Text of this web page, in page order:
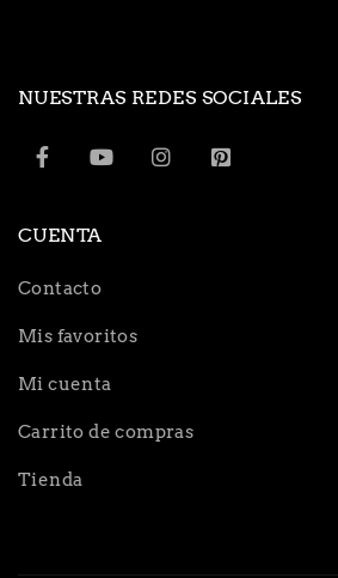
NUESTRAS REDES SOCIALES
CUENTA
Contacto
Mis favoritos
Mi cuenta
Carrito de compras
Tienda